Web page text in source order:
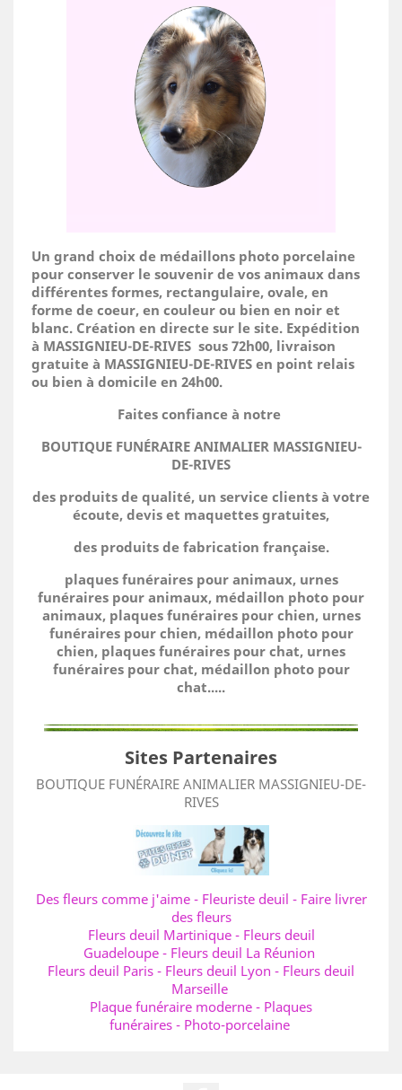
Un grand choix de médaillons photo porcelaine
pour conserver le souvenir de vos animaux dans
différentes formes, rectangulaire, ovale, en
forme de coeur, en couleur ou bien en noir et
blanc. Création en directe sur le site. Expédition
à MASSIGNIEU-DE-RIVES sous 72h00, livraison
gratuite à MASSIGNIEU-DE-RIVES en point relais
ou bien à domicile en 24h00.
Faites confiance à notre
BOUTIQUE FUNÉRAIRE ANIMALIER MASSIGNIEU-
DE-RIVES
des produits de qualité, un service clients à votre
écoute, devis et maquettes gratuites,
des produits de fabrication française.
plaques funéraires pour animaux, urnes
funéraires pour animaux, médaillon photo pour
animaux, plaques funéraires pour chien, urnes
funéraires pour chien, médaillon photo pour
chien, plaques funéraires pour chat, urnes
funéraires pour chat, médaillon photo pour
chat.....
Sites Partenaires
BOUTIQUE FUNÉRAIRE ANIMALIER MASSIGNIEU-DE-
RIVES
Des fleurs comme j'aime- Fleuriste deuil - Faire livrer
des fleurs
Fleurs deuil Martinique- Fleurs deuil
Guadeloupe - Fleurs deuil La Réunion
Fleurs deuil Paris - Fleurs deuil Lyon - Fleurs deuil
Marseille
Plaque funéraire moderne - Plaques
funéraires- Photo-porcelaine